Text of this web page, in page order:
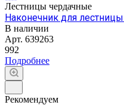
Лестницы чердачные
Наконечник для
В наличии
Арт. 639263
992
Подробнее
Рекомендуем